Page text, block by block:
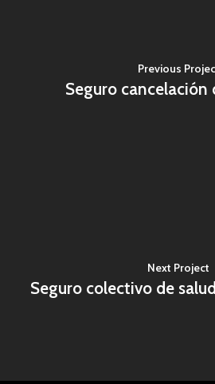
Previous
Seguro cancelación
Next Project
Seguro colectivo de